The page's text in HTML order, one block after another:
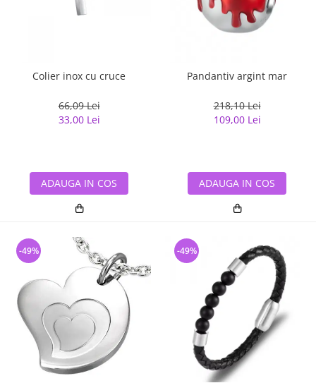
Colier inox cu cruce
66,09 Lei
33,00 Lei
ADAUGA IN COS
Pandantiv argint mar
218,10 Lei
109,00 Lei
ADAUGA IN COS
-49% -49%